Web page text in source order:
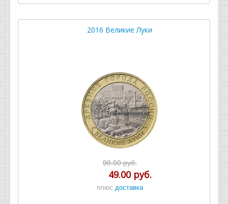
2016 Великие Луки
90.00 руб.
49.00 руб.
плюс доставка